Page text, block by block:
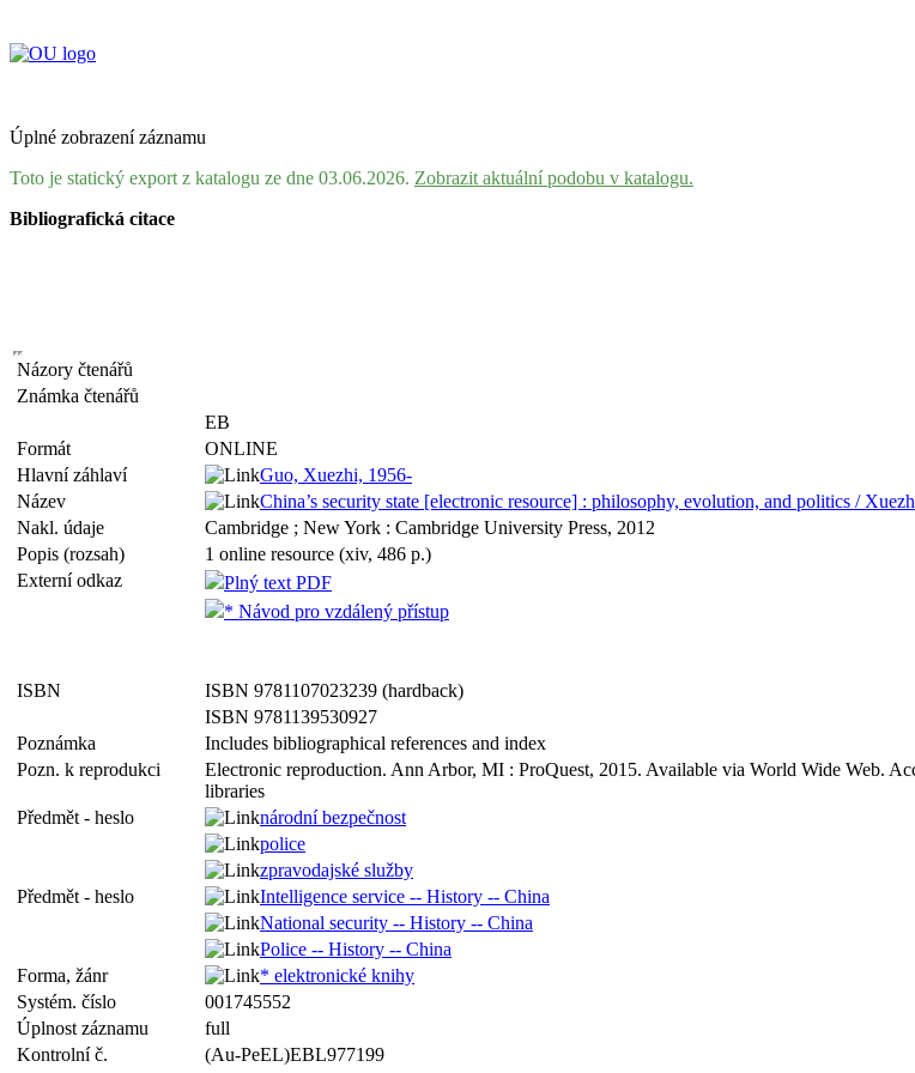
Úplné zobrazení záznamu
Toto je statický export z katalogu ze dne 03.06.2026. Zobrazit aktuální podobu v katalogu.
Bibliografická citace
Názory čtenářů
Známka čtenářů
EB
Formát
ONLINE
Hlavní záhlaví
Guo, Xuezhi, 1956-
Název
China’s security state [electronic resource] : philosophy, evolution, and politics /
Nakl. údaje
Cambridge ; New York : Cambridge University Press, 2012
Popis (rozsah)
1 online resource (xiv, 486 p.)
Externí odkaz
Plný text PDF
* Návod pro vzdálený přístup
ISBN
ISBN 9781107023239 (hardback)
ISBN 9781139530927
Poznámka
Includes bibliographical references and index
Pozn. k reprodukci
Electronic reproduction. Ann Arbor, MI : ProQuest, 2015. Available via World Wide Web.
libraries
Předmět - heslo
národní bezpečnost
police
zpravodajské služby
Předmět - heslo
Intelligence service -- History -- China
National security -- History -- China
Police -- History -- China
Forma, žánr
* elektronické knihy
Systém. číslo
001745552
Úplnost záznamu
full
Kontrolní č.
(Au-PeEL)EBL977199